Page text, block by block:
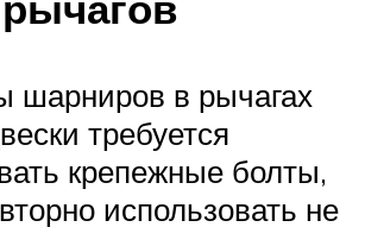
шарниров в рычагах
требуется
крепежные болты,
использовать не